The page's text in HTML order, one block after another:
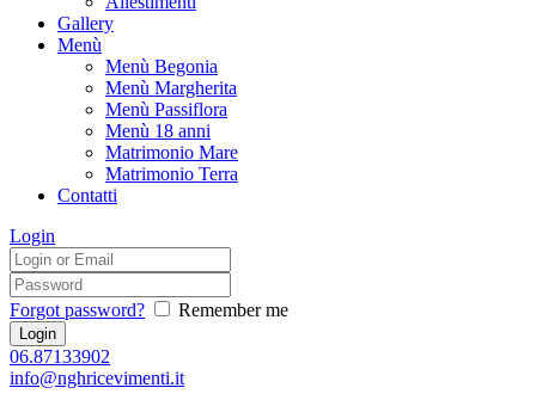
Gallery
Menù
Menù Begonia
Menù Margherita
Menù Passiflora
Menù 18 anni
Matrimonio Mare
Matrimonio Terra
Contatti
Login
Forgot password? Remember me
06.87133902
info@nghricevimenti.it